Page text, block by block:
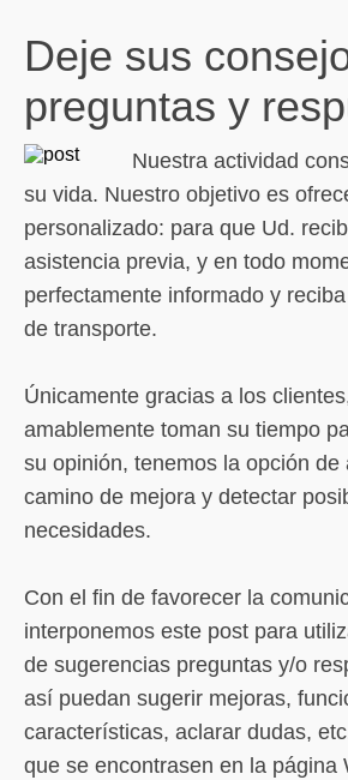
Deje sus
preguntas y
Nuestra actividad
su vida. Nuestro objetivo es
personalizado: para que Ud.
asistencia previa, y en todo
perfectamente informado y
de transporte.
Únicamente gracias a los
amablemente toman su tiempo
su opinión, tenemos la opción de
camino de mejora y detectar
necesidades.
Con el fin de favorecer la
interponemos este post para
de sugerencias preguntas y/o
así puedan sugerir mejoras,
características, aclarar dudas,
que se encontrasen en la página